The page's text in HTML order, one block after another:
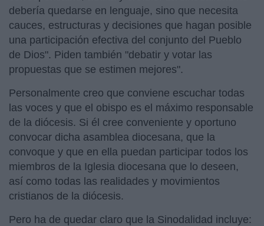
debería quedarse en lenguaje, sino que necesita
cauces, estructuras y decisiones que hagan posible
una participación efectiva del conjunto del Pueblo
de Dios". Piden también "debatir y votar las
propuestas que se estimen mejores".
Personalmente creo que conviene escuchar todas
las voces y que el obispo es el máximo responsable
de la diócesis. Si él cree conveniente y oportuno
convocar dicha asamblea diocesana, que la
convoque y que en ella puedan participar todos los
miembros de la Iglesia diocesana que lo deseen,
así como todas las realidades y movimientos
cristianos de la diócesis.
Pero ha de quedar claro que la Sinodalidad incluye: